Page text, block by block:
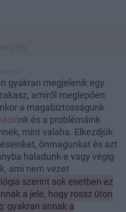
gyakran megjelenik egy
amiről meglepően
a magabiztosságunk
nk és a problémáink
mint valaha. Elkezdjük
önmagunkat és azt
haladunk-e vagy végig
ami nem vezet
szerint sok esetben ez
a jele, hogy rossz úton
gyakran annak a